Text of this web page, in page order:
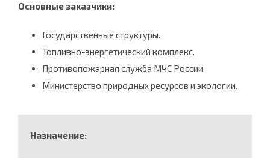
Основные заказчики:
Государственные структуры.
Топливно-энергетический комплекс.
Противопожарная служба МЧС России.
Министерство природных ресурсов и экологии.
Назначение: